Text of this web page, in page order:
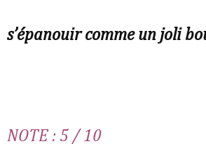
s’épanouir comme un joli
NOTE : 5 / 10